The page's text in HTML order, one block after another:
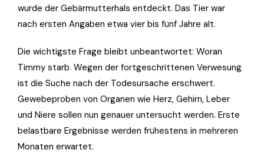
wurde der Gebärmutterhals entdeckt. Das Tier war
nach ersten Angaben etwa vier bis fünf Jahre alt.
Die wichtigste Frage bleibt unbeantwortet: Woran
Timmy starb. Wegen der fortgeschrittenen Verwesung
ist die Suche nach der Todesursache erschwert.
Gewebeproben von Organen wie Herz, Gehirn, Leber
und Niere sollen nun genauer untersucht werden. Erste
belastbare Ergebnisse werden frühestens in mehreren
Monaten erwartet.